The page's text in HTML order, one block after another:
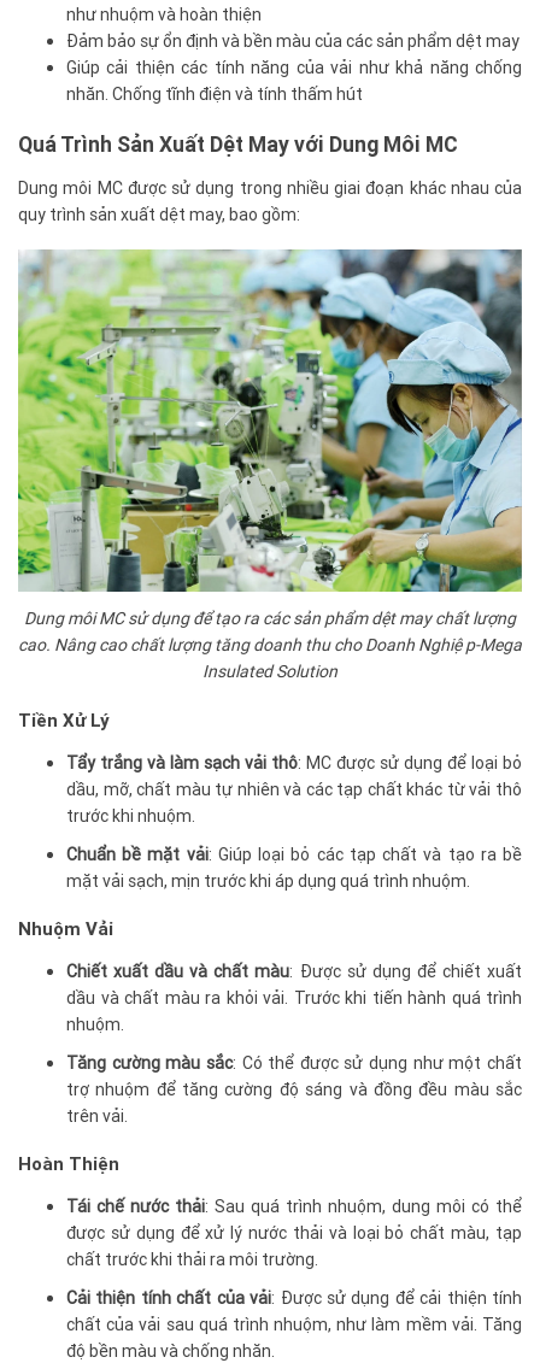
như nhuộm và hoàn thiện
Đảm bảo sự ổn định và bền màu của các sản phẩm dệt may
Giúp cải thiện các tính năng của vải như khả năng chống
nhăn. Chống tĩnh điện và tính thấm hút
Quá Trình Sản Xuất Dệt May với Dung Môi MC
Dung môi MC được sử dụng trong nhiều giai đoạn khác nhau của
quy trình sản xuất dệt may, bao gồm:
Dung môi MC sử dụng để tạo ra các sản phẩm dệt may chất lượng
cao. Nâng cao chất lượng tăng doanh thu cho Doanh Nghiệp-Mega
Insulated Solution
Tiền Xử Lý
Tẩy trắng và làm sạch vải thô: MC được sử dụng để loại bỏ
dầu, mỡ, chất màu tự nhiên và các tạp chất khác từ vải thô
trước khi nhuộm.
Chuẩn bề mặt vải: Giúp loại bỏ các tạp chất và tạo ra bề
mặt vải sạch, mịn trước khi áp dụng quá trình nhuộm.
Nhuộm Vải
Chiết xuất dầu và chất màu: Được sử dụng để chiết xuất
dầu và chất màu ra khỏi vải. Trước khi tiến hành quá trình
nhuộm.
Tăng cường màu sắc: Có thể được sử dụng như một chất
trợ nhuộm để tăng cường độ sáng và đồng đều màu sắc
trên vải.
Hoàn Thiện
Tái chế nước thải: Sau quá trình nhuộm, dung môi có thể
được sử dụng để xử lý nước thải và loại bỏ chất màu, tạp
chất trước khi thải ra môi trường.
Cải thiện tính chất của vải: Được sử dụng để cải thiện tính
chất của vải sau quá trình nhuộm, như làm mềm vải. Tăng
độ bền màu và chống nhăn.